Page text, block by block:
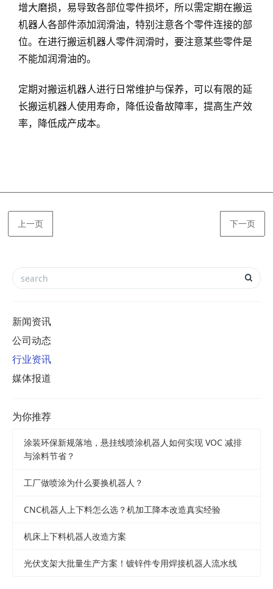
增大磨损，易导致各部位零件损坏，所以需定期在搬运
机器人各部件添加润滑油，特别注意各个零件连接的部
位。在进行搬运机器人零件润滑时，要注意某些零件是
不能加润滑油的。
定期对搬运机器人进行日常维护与保养，可以有限的延
长搬运机器人使用寿命，降低设备故障率，提高生产效
率，降低成产成本。
上一页 下一页
新闻资讯
公司动态
行业资讯
媒体报道
为你推荐
涂装环保新规落地，悬挂线喷涂机器人如何实现 VOC 减排
与涂料节省？
工厂做喷涂为什么要换机器人？
CNC机器人上下料怎么选？机加工降本改造真实经验
机床上下料机器人改造方案
光伏支架大批量生产方案！镀锌件专用焊接机器人流水线